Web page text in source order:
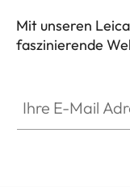
Mit unseren
faszinierende